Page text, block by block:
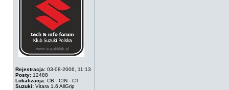
Rejestracja: 03-08-2006, 11:13
Posty: 12488
Lokalizacja: CB - CIN - CT
Suzuki: Vitara 1.6 AllGrip